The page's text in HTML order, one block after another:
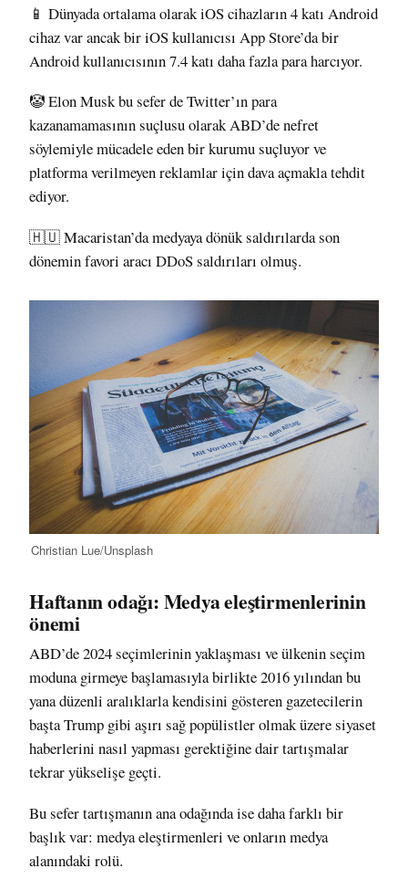
📱 Dünyada ortalama olarak iOS cihazların 4 katı Android
cihaz var ancak bir iOS kullanıcısı App Store’da bir
Android kullanıcısının7.4 katı daha fazla para harcıyor.
🤡 Elon Musk bu sefer de Twitter’ın para
kazanamamasının suçlusu olarak ABD’de nefret
söylemiyle mücadele eden bir kurumu suçluyor ve
platforma verilmeyen reklamlar için dava açmaklatehdit
ediyor.
🇭🇺 Macaristan’da medyaya dönük saldırılarda son
dönemin favori aracı DDoS saldırıları olmuş.
Christian Lue/Unsplash
Haftanın odağı: Medya eleştirmenlerinin
önemi
ABD’de 2024 seçimlerinin yaklaşması ve ülkenin seçim
moduna girmeye başlamasıyla birlikte 2016 yılından bu
yana düzenli aralıklarla kendisini gösteren gazetecilerin
başta Trump gibi aşırı sağ popülistler olmak üzere siyaset
haberlerini nasıl yapması gerektiğine dair tartışmalar
tekrar yükselişe geçti.
Bu sefer tartışmanın ana odağında ise daha farklı bir
başlık var: medya eleştirmenleri ve onların medya
alanındaki rolü.